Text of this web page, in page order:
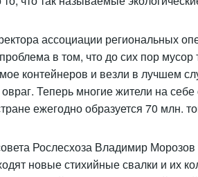
ассоциации региональных
в том, что до сих пор
контейнеров и везли в лучшем
Теперь многие жители на себе
ежегодно образуется 70 млн.
Рослесхоза Владимир Морозов
новые стихийные свалки и их